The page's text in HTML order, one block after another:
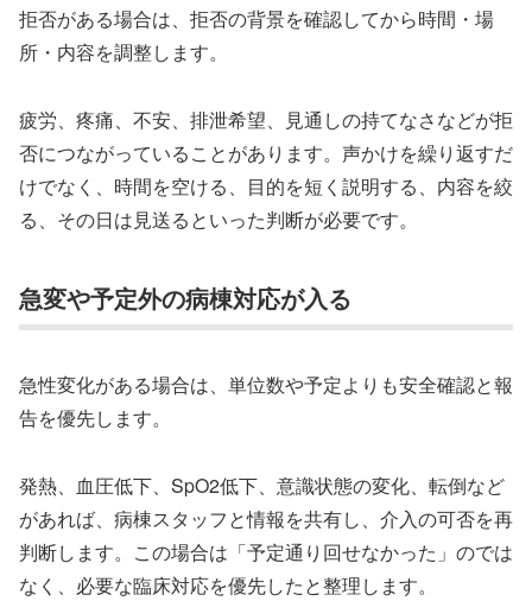
拒否がある場合は、拒否の背景を確認してから時間・場
所・内容を調整します。
疲労、疼痛、不安、排泄希望、見通しの持てなさなどが拒
否につながっていることがあります。声かけを繰り返すだ
けでなく、時間を空ける、目的を短く説明する、内容を絞
る、その日は見送るといった判断が必要です。
急変や予定外の病棟対応が入る
急性変化がある場合は、単位数や予定よりも安全確認と報
告を優先します。
発熱、血圧低下、SpO2低下、意識状態の変化、転倒など
があれば、病棟スタッフと情報を共有し、介入の可否を再
判断します。この場合は「予定通り回せなかった」のでは
なく、必要な臨床対応を優先したと整理します。